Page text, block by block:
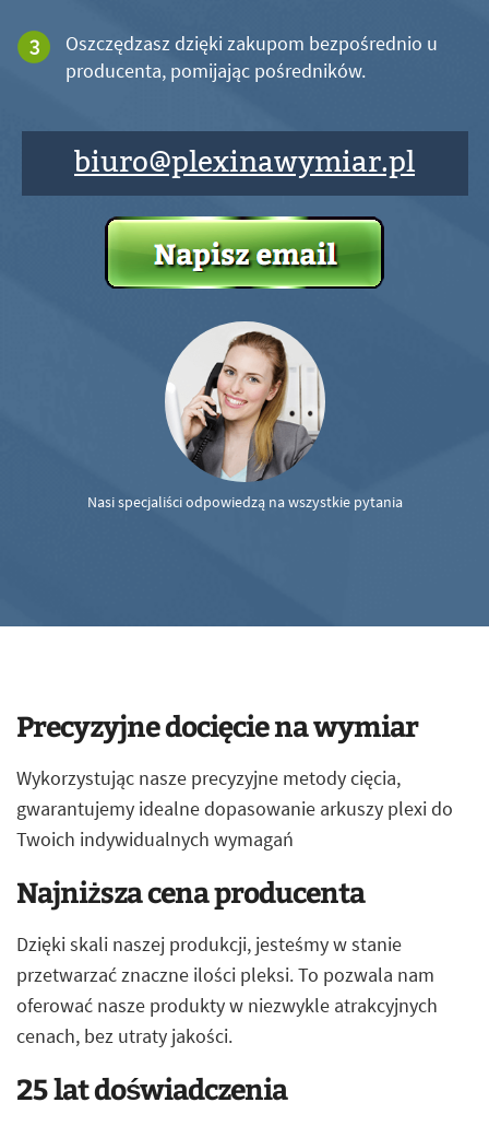
Oszczędzasz dzięki zakupom bezpośrednio u
producenta, pomijając pośredników.
biuro@plexinawymiar.pl
Nasi specjaliści odpowiedzą na wszystkie pytania
Precyzyjne docięcie na wymiar
Wykorzystując nasze precyzyjne metody cięcia,
gwarantujemy idealne dopasowanie arkuszy plexi do
Twoich indywidualnych wymagań
Najniższa cena producenta
Dzięki skali naszej produkcji, jesteśmy w stanie
przetwarzać znaczne ilości pleksi. To pozwala nam
oferować nasze produkty w niezwykle atrakcyjnych
cenach, bez utraty jakości.
25 lat doświadczenia